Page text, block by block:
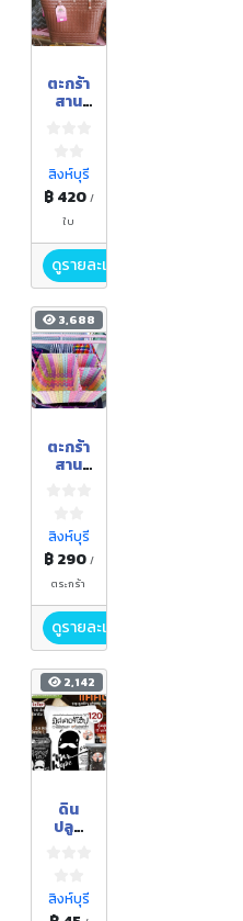
ตะกร้า
สาน
สิงห์บุรี
฿ 420 /
ใบ
ดูรายละเอียด
3,688
ตะกร้า
สาน
สิงห์บุรี
฿ 290 /
ตระกร้า
ดูรายละเอียด
2,142
ดิน
ปลูก
ไส้เดือ
น
สิงห์บุรี